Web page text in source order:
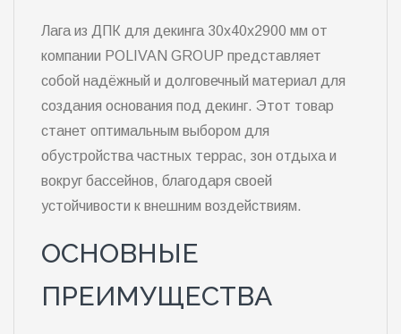
Лага из ДПК для декинга 30х40х2900 мм от
компании POLIVAN GROUP представляет
собой надёжный и долговечный материал для
создания основания под декинг. Этот товар
станет оптимальным выбором для
обустройства частных террас, зон отдыха и
вокруг бассейнов, благодаря своей
устойчивости к внешним воздействиям.
ОСНОВНЫЕ
ПРЕИМУЩЕСТВА